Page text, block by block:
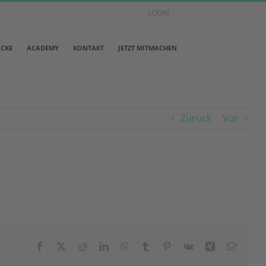
LOGIN
ACADEMY KONTAKT JETZT MITMACHEN
Zurück Vor
Facebook RedditLinkedInWhatsApp
Tumblr Pinterest
Vk Xing E-